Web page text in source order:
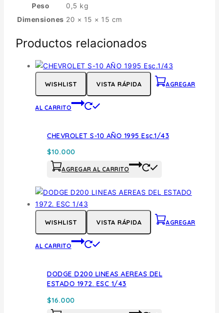
Peso
0,5 kg
Dimensiones 20 × 15 × 15 cm
Productos relacionados
WISHLIST VISTA RÁPIDA AGREGAR
AL CARRITO
CHEVROLET S-10 AÑO 1995 Esc.1/43
$10.000
AGREGAR AL CARRITO
WISHLIST VISTA RÁPIDA AGREGAR
AL CARRITO
DODGE D200 LINEAS AEREAS DEL
ESTADO 1972. ESC 1/43
$16.000